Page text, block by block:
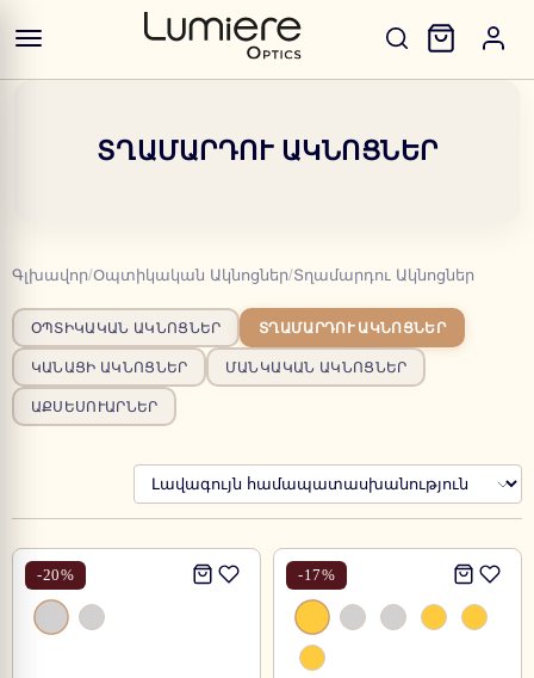
ՏՂԱՄԱՐԴՈՒ ԱԿՆՈՑՆԵՐ
Գլխավոր/Օպտիկական Ակնոցներ/Տղամարդու Ակնոցներ
ՕՊՏԻԿԱԿԱՆ ԱԿՆՈՑՆԵՐ ՏՂԱՄԱՐԴՈՒ ԱԿՆՈՑՆԵՐ
ԿԱՆԱՑԻ ԱԿՆՈՑՆԵՐ ՄԱՆԿԱԿԱՆ ԱԿՆՈՑՆԵՐ
ԱՔՍԵՍՈՒԱՐՆԵՐ
-20% -17%